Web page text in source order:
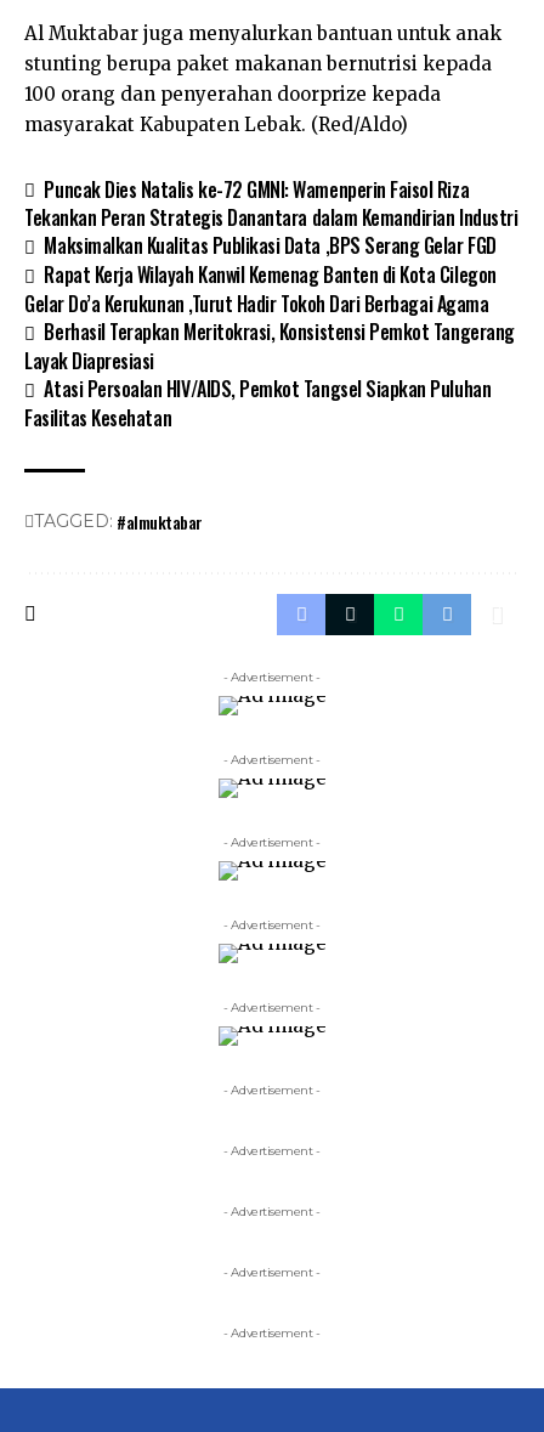
Al Muktabar juga menyalurkan bantuan untuk anak
stunting berupa paket makanan bernutrisi kepada
100 orang dan penyerahan doorprize kepada
masyarakat Kabupaten Lebak. (Red/Aldo)
Puncak Dies Natalis ke-72 GMNI: Wamenperin Faisol Riza
Tekankan Peran Strategis Danantara dalam Kemandirian Industri
Maksimalkan Kualitas Publikasi Data ,BPS Serang Gelar FGD
Rapat Kerja Wilayah Kanwil Kemenag Banten di Kota Cilegon
Gelar Do’a Kerukunan ,Turut Hadir Tokoh Dari Berbagai Agama
Berhasil Terapkan Meritokrasi, Konsistensi Pemkot Tangerang
Layak Diapresiasi
Atasi Persoalan HIV/AIDS, Pemkot Tangsel Siapkan Puluhan
Fasilitas Kesehatan
TAGGED: #almuktabar
- Advertisement -
- Advertisement -
- Advertisement -
- Advertisement -
- Advertisement -
- Advertisement -
- Advertisement -
- Advertisement -
- Advertisement -
- Advertisement -